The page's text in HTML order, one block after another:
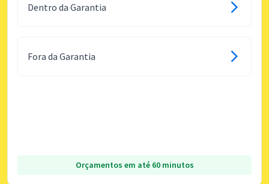
Dentro da Garantia
Fora da Garantia
Orçamentos em até 60 minutos